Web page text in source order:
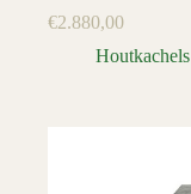
€2.880,00
Houtkachels